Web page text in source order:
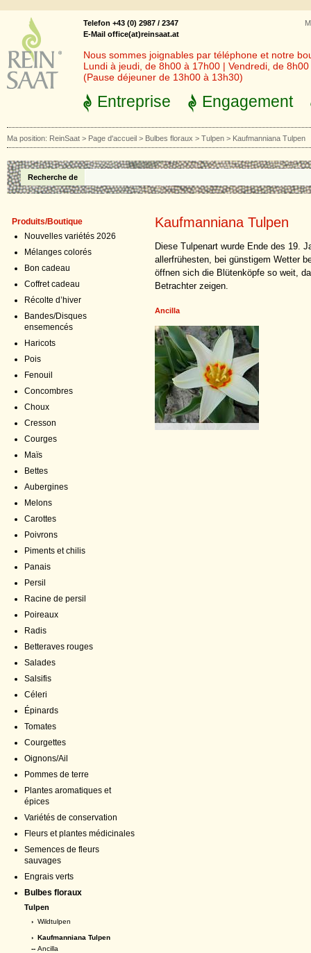
Telefon +43 (0) 2987 / 2347
E-Mail office(at)reinsaat.at
Nous sommes joignables par téléphone et notre
Lundi à jeudi, de 8h00 à 17h00 | Vendredi, de
(Pause déjeuner de 13h00 à 13h30)
Entreprise Engagement
Ma position: ReinSaat > Page d'accueil > Bulbes floraux > Tulpen > Kaufmanniana Tulpen
Recherche de
Produits/Boutique
Nouvelles variétés 2026
Mélanges colorés
Bon cadeau
Coffret cadeau
Récolte d’hiver
Bandes/Disques
ensemencés
Haricots
Pois
Fenouil
Concombres
Choux
Cresson
Courges
Maïs
Bettes
Aubergines
Melons
Carottes
Poivrons
Piments et chilis
Panais
Persil
Racine de persil
Poireaux
Radis
Betteraves rouges
Salades
Salsifis
Céleri
Épinards
Tomates
Courgettes
Oignons/Ail
Pommes de terre
Plantes aromatiques et
épices
Variétés de conservation
Fleurs et plantes médicinales
Semences de fleurs
sauvages
Engrais verts
Bulbes floraux
Tulpen
› Wildtulpen
› Kaufmanniana Tulpen
-- Ancilla
Kaufmanniana Tulpen
Diese Tulpenart wurde Ende des 19.
allerfrühesten, bei günstigem Wetter
öffnen sich die Blütenköpfe so weit,
Betrachter zeigen.
Ancilla